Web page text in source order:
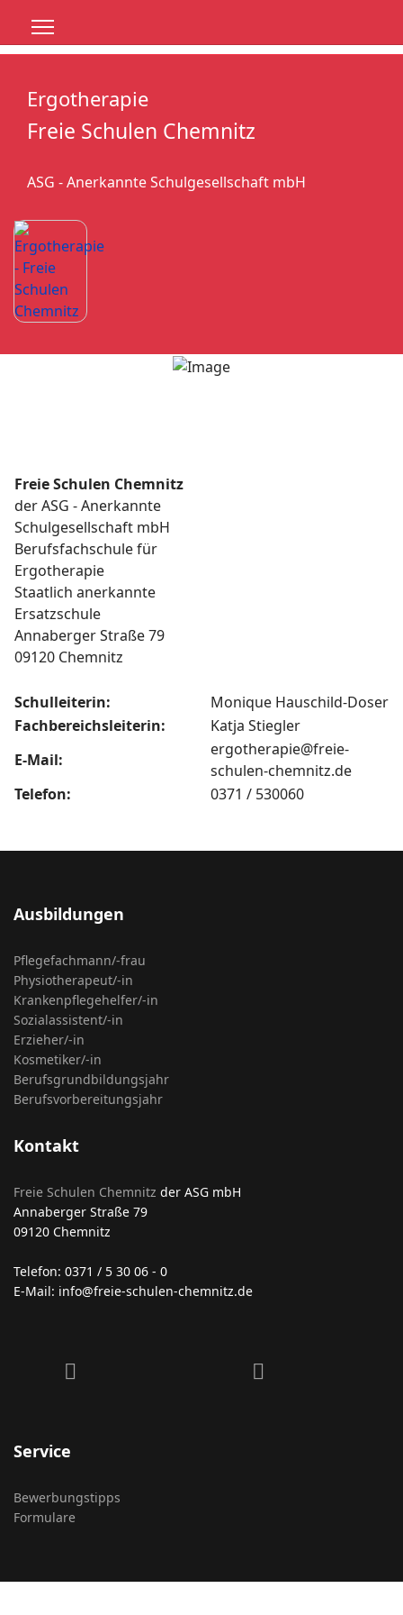
Ergotherapie
Freie Schulen Chemnitz
ASG - Anerkannte Schulgesellschaft mbH
Freie Schulen Chemnitz
der ASG - Anerkannte
Schulgesellschaft mbH
Berufsfachschule für
Ergotherapie
Staatlich anerkannte
Ersatzschule
Annaberger Straße 79
09120 Chemnitz
Schulleiterin:
Monique Hauschild-Doser
Fachbereichsleiterin:
Katja Stiegler
E-Mail:
ergotherapie@freie-
schulen-chemnitz.de
Telefon:
0371 / 530060
Ausbildungen
Pflegefachmann/-frau
Physiotherapeut/-in
Krankenpflegehelfer/-in
Sozialassistent/-in
Erzieher/-in
Kosmetiker/-in
Berufsgrundbildungsjahr
Berufsvorbereitungsjahr
Kontakt
Freie Schulen Chemnitz der ASG mbH
Annaberger Straße 79
09120 Chemnitz
Telefon: 0371 / 5 30 06 - 0
E-Mail: info@freie-schulen-chemnitz.de
Service
Bewerbungstipps
Formulare